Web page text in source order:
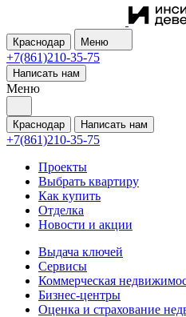
Краснодар Меню
+7(861)210-35-75
Написать нам
Меню
Краснодар Написать нам
+7(861)210-35-75
Проекты
Выбрать квартиру
Как купить
Отделка
Новости и акции
Выдача ключей
Сервисы
Коммерческая
Бизнес-центры
Оценка и страхование